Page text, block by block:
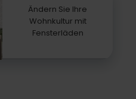
Ändern Sie Ihre
Wohnkultur mit
Fensterläden